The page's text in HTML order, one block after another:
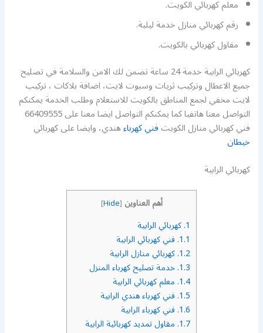
معلم كهربائي الكويت.
رقم كهربائي منازل خدمة ليلية.
مقاول كهربائي بالكويت.
كهربائي الرابية خدمة 24 ساعة تضمن لك الامن والسلامة في تصليح
جميع الاعطال وتركيب ثريات وسبوت لايت، اضافة بلاكات ، تركيب
لايت مخفي لجمع المناطق بالكويت للاستعلام وطلب الخدمة يمكنكم
التواصل معنا هاتفيا كما يمكنكم التواصل ايضا معنا على 66409555
فني كهربائي منازل الكويتفني كهرباءهندي، وايضا على كهربائي
خيطان
كهربائي الرابية
أهم العناوين [
Hide
]
1. كهربائي الرابية
1.1. فني كهربائي الرابية
1.2. كهربائي منازل الرابية
1.3. خدمة تصليح كهرباء المنزل
1.4. معلم كهربائي الرابية
1.5. فني كهرباء هندي الرابية
1.6. فني كهرباء الرابية
1.7. مقاول تمديد كهربائية الرابية